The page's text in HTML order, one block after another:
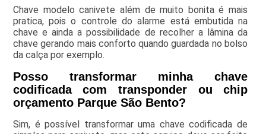
Chave modelo canivete além de muito bonita é mais
pratica, pois o controle do alarme está embutida na
chave e ainda a possibilidade de recolher a lâmina da
chave gerando mais conforto quando guardada no bolso
da calça por exemplo.
Posso transformar minha chave
codificada com transponder ou chip
orçamento Parque São Bento?
Sim, é possível transformar uma chave codificada de